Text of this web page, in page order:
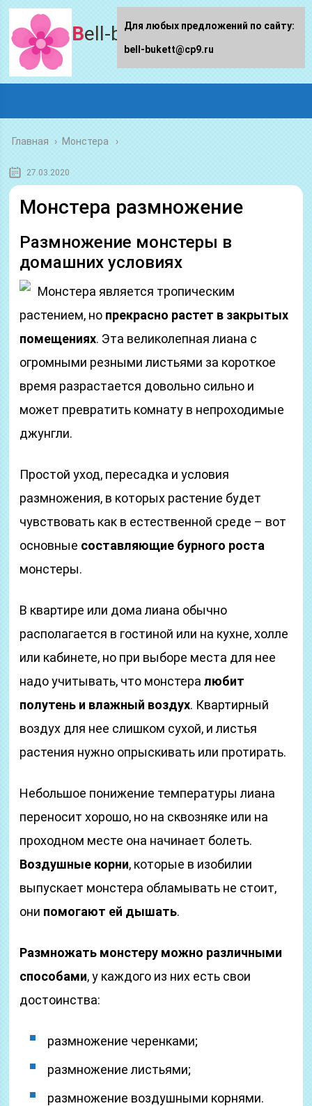
Bell-bukett.ru
Главная › Монстера
27.03.2020
Монстера размножение
Размножение монстеры в
домашних условиях
Монстера является тропическим
растением, но прекрасно растет в закрытых
помещениях. Эта великолепная лиана с
огромными резными листьями за короткое
время разрастается довольно сильно и
может превратить комнату в непроходимые
джунгли.
Простой уход, пересадка и условия
размножения, в которых растение будет
чувствовать как в естественной среде – вот
основные составляющие бурного роста
монстеры.
В квартире или дома лиана обычно
располагается в гостиной или на кухне, холле
или кабинете, но при выборе места для нее
надо учитывать, что монстералюбит
полутень и влажный воздух. Квартирный
воздух для нее слишком сухой, и листья
растения нужно опрыскивать или протирать.
Небольшое понижение температуры лиана
переносит хорошо, но на сквозняке или на
проходном месте она начинает болеть.
Воздушные корни, которые в изобилии
выпускает монстера обламывать не стоит,
они помогают ей дышать.
Размножать монстеру можно различными
способами, у каждого из них есть свои
достоинства:
размножение черенками;
размножение листьями;
размножение воздушными корнями.
Для любых предложений по сайту:
bell-bukett@cp9.ru